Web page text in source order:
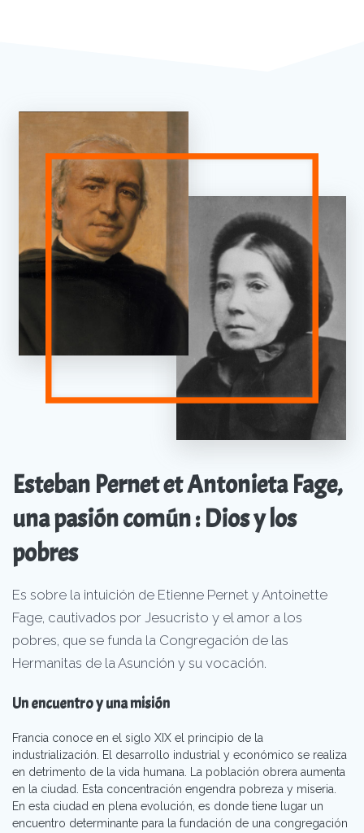
Esteban Pernet et Antonieta Fage,
una pasión común : Dios y los
pobres
Es sobre la intuición de Etienne Pernet y Antoinette
Fage, cautivados por Jesucristo y el amor a los
pobres, que se funda la Congregación de las
Hermanitas de la Asunción y su vocación.
Un encuentro y una misión
Francia conoce en el siglo XIX el principio de la
industrialización. El desarrollo industrial y económico se realiza
en detrimento de la vida humana. La población obrera aumenta
en la ciudad. Esta concentración engendra pobreza y miseria.
En esta ciudad en plena evolución, es donde tiene lugar un
encuentro determinante para la fundación de una congregación